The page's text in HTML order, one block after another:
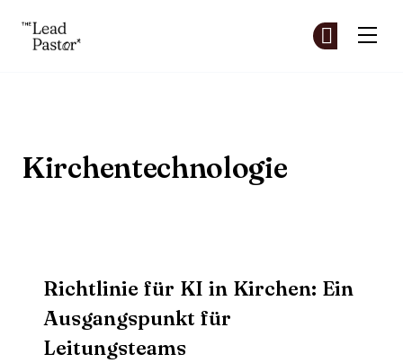
Kirchentechnologie
Richtlinie für KI in Kirchen: Ein
Ausgangspunkt für
Leitungsteams